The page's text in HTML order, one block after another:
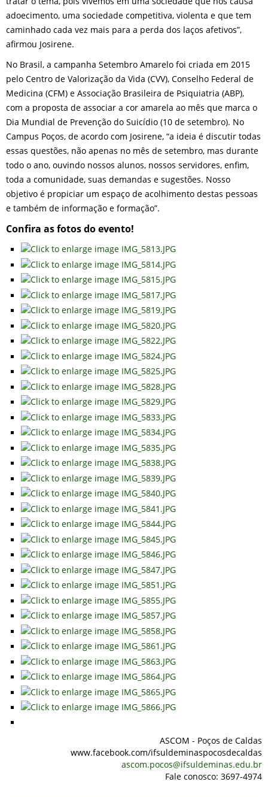
adoecimento, uma sociedade competitiva, violenta e que tem
caminhado cada vez mais para a perda dos laços afetivos”,
afirmou Josirene.
No Brasil, a campanha Setembro Amarelo foi criada em 2015
pelo Centro de Valorização da Vida (CVV), Conselho Federal de
Medicina (CFM) e Associação Brasileira de Psiquiatria (ABP),
com a proposta de associar a cor amarela ao mês que marca o
Dia Mundial de Prevenção do Suicídio (10 de setembro). No
Campus Poços, de acordo com Josirene, “a ideia é discutir todas
essas questões, não apenas no mês de setembro, mas durante
todo o ano, ouvindo nossos alunos, nossos servidores, enfim,
toda a comunidade, suas demandas e sugestões. Nosso
objetivo é propiciar um espaço de acolhimento destas pessoas
e também de informação e formação”.
Confira as fotos do evento!
ASCOM - Poços de Caldas
www.facebook.com/ifsuldeminaspocosdecaldas
ascom.pocos@ifsuldeminas.edu.br
Fale conosco: 3697-4974